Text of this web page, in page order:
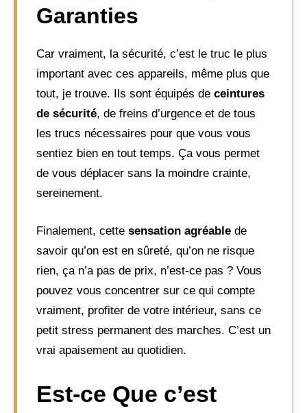
Garanties
Car vraiment, la sécurité, c’est le truc le plus
important avec ces appareils, même plus que
tout, je trouve. Ils sont équipés de ceintures
de sécurité, de freins d’urgence et de tous
les trucs nécessaires pour que vous vous
sentiez bien en tout temps. Ça vous permet
de vous déplacer sans la moindre crainte,
sereinement.
Finalement, cette sensation agréable de
savoir qu’on est en sûreté, qu’on ne risque
rien, ça n’a pas de prix, n’est-ce pas ? Vous
pouvez vous concentrer sur ce qui compte
vraiment, profiter de votre intérieur, sans ce
petit stress permanent des marches. C’est un
vrai apaisement au quotidien.
Est-ce Que c’est